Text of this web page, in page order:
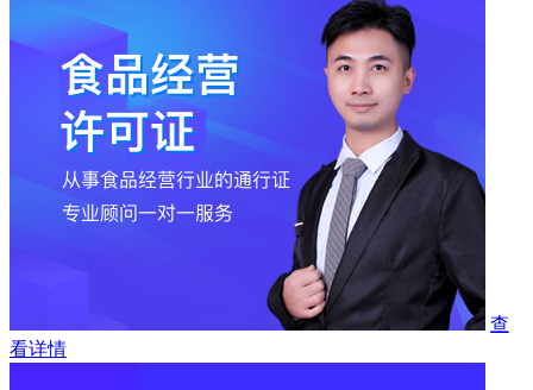
查
看详情